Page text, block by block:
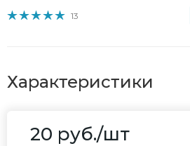
13
Характеристики
20 руб./шт